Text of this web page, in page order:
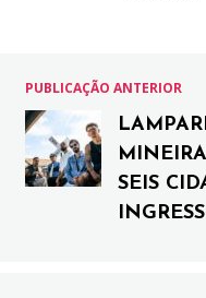
PUBLICAÇÃO ANTERIOR
SEIS